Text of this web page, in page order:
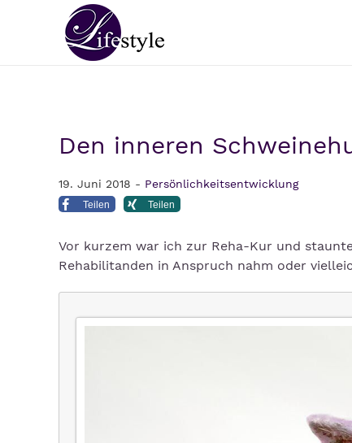
Den inneren
19. Juni 2018 - Persönlichkeitsentwicklung
Teilen Teilen
Vor kurzem war ich zur Reha-Kur und
Rehabilitanden in Anspruch nahm oder